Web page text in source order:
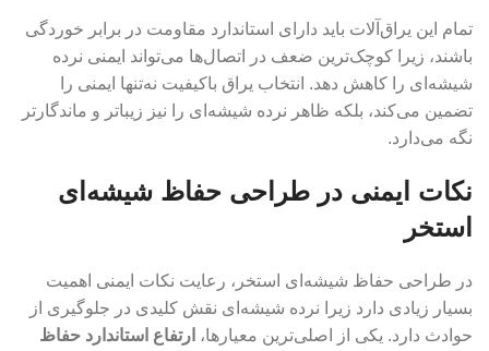
تمام این یراق‌آلات باید دارای استاندارد مقاومت در برابر خوردگی
باشند، زیرا کوچک‌ترین ضعف در اتصال‌ها می‌تواند ایمنی نرده
شیشه‌ای را کاهش دهد. انتخاب یراق باکیفیت نه‌تنها ایمنی را
تضمین می‌کند، بلکه ظاهر نرده شیشه‌ای را نیز زیباتر و ماندگارتر
نگه می‌دارد.
نکات ایمنی در طراحی حفاظ شیشه‌ای
استخر
در طراحی حفاظ شیشه‌ای استخر، رعایت نکات ایمنی اهمیت
بسیار زیادی دارد زیرا نرده شیشه‌ای نقش کلیدی در جلوگیری از
حوادث دارد. یکی از اصلی‌ترین معیارها، ارتفاع استاندارد حفاظ